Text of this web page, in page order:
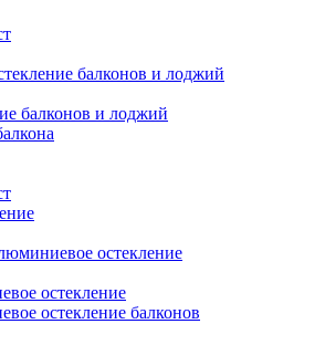
балконов и лоджий
балконов и лоджий
остекление
остекление
остекление балконов